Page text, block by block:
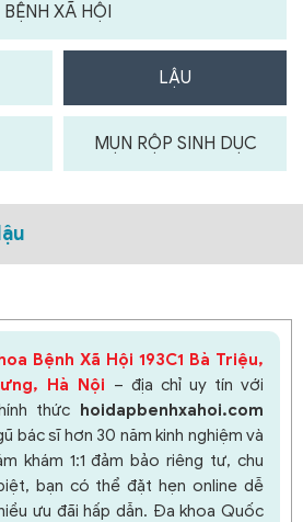
BỆNH XÃ HỘI
LẬU
MỤN RỘP SINH DỤC
Bệnh Xã Hội 193C1 Bà Triệu,
Hà Nội – địa chỉ uy tín với
thức hoidapbenhxahoi.com
bác sĩ hơn 30 năm kinh nghiệm và
khám 1:1 đảm bảo riêng tư, chu
bạn có thể đặt hẹn online dễ
ưu đãi hấp dẫn. Đa khoa Quốc